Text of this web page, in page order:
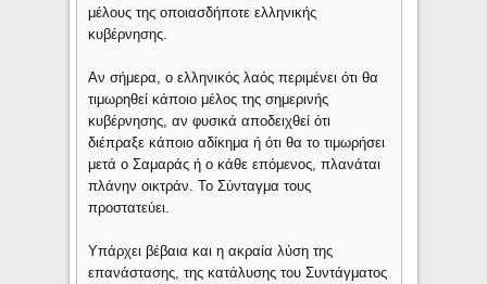
μέλους της οποιασδήποτε ελληνικής
κυβέρνησης.
Αν σήμερα, ο ελληνικός λαός περιμένει ότι θα
τιμωρηθεί κάποιο μέλος της σημερινής
κυβέρνησης, αν φυσικά αποδειχθεί ότι
διέπραξε κάποιο αδίκημα ή ότι θα το τιμωρήσει
μετά ο Σαμαράς ή ο κάθε επόμενος, πλανάται
πλάνην οικτράν. Το Σύνταγμα τους
προστατεύει.
Υπάρχει βέβαια και η ακραία λύση της
επανάστασης, της κατάλυσης του Συντάγματος